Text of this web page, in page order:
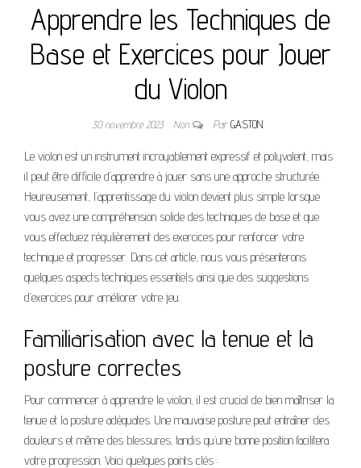
Apprendre les Techniques de
Base et Exercices pour Jouer
du Violon
30 novembre 2023 Non ParGASTON
Le violon est un instrument incroyablement expressif et polyvalent, mais
il peut être difficile d’apprendre à jouer sans une approche structurée.
Heureusement, l’apprentissage du violon devient plus simple lorsque
vous avez une compréhension solide des techniques de base et que
vous effectuez régulièrement des exercices pour renforcer votre
technique et progresser. Dans cet article, nous vous présenterons
quelques aspects techniques essentiels ainsi que des suggestions
d’exercices pour améliorer votre jeu.
Familiarisation avec la tenue et la
posture correctes
Pour commencer à apprendre le violon, il est crucial de bien maîtriser la
tenue et la posture adéquates. Une mauvaise posture peut entraîner des
douleurs et même des blessures, tandis qu’une bonne position facilitera
votre progression. Voici quelques points clés :